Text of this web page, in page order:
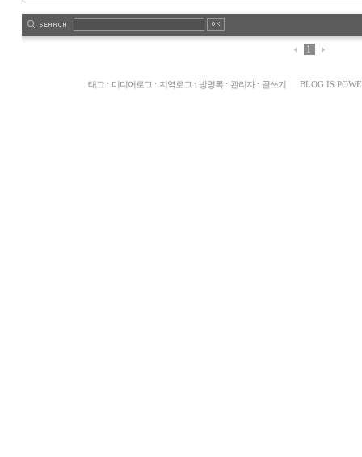
1
태그 : 미디어로그 : 지역로그 : 방명록: 관리자: 글쓰기 BLOG IS